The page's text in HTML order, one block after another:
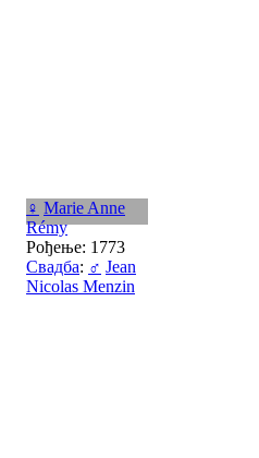
♀ Marie Anne
Rémy
Рођење: 1773
Свадба: ♂ Jean
Nicolas Menzin